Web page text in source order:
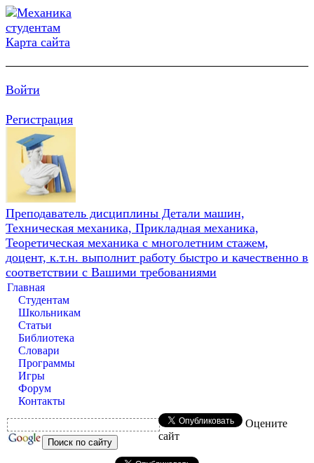
Карта сайта
Войти
Регистрация
Преподаватель дисциплины Детали машин,
Техническая механика, Прикладная механика,
Теоретическая механика с многолетним стажем,
доцент, к.т.н. выполнит работу быстро и качественно в
соответствии с Вашими требованиями
Главная
Студентам
Школьникам
Статьи
Библиотека
Словари
Программы
Игры
Форум
Контакты
Оцените
сайт